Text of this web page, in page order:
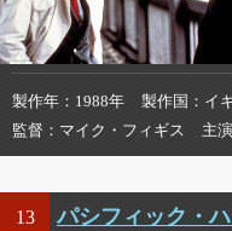
製作年 1988年 製作国 イ
監督
マイク・フィギス 主演
13 パシフィック・